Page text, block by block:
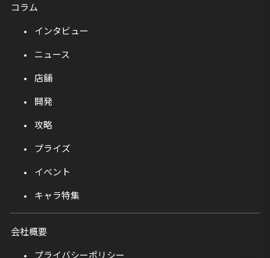
コラム
インタビュー
ニュース
店舗
開発
攻略
プライズ
イベント
キャラ特集
会社概要
プライバシーポリシー